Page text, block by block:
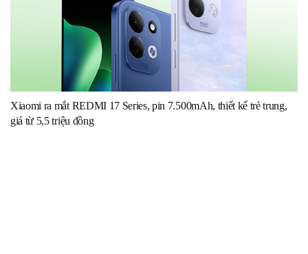
Xiaomi ra mắt REDMI 17 Series, pin 7.500mAh, thiết kế trẻ trung,
giá từ 5,5 triệu đồng